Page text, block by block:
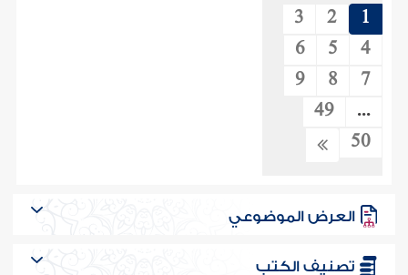
1
2
3
4
5
6
7
8
9
...
49
50
العرض الموضوعي
تصنيف الكتب